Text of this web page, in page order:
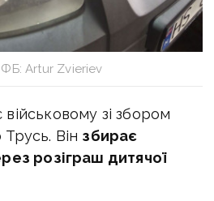
Artur Zvieriev
зі збором
Він збирає
розіграш дитячої